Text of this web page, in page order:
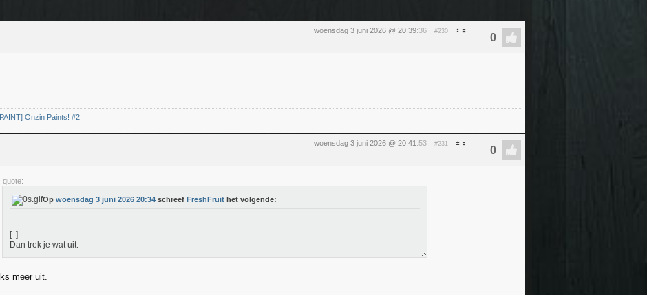
woensdag 3 juni 2026 @ 20:39:36 #230
Onzin Paints! #2
woensdag 3 juni 2026 @ 20:41 :53 #231
quote:
Op woensdag 3 juni 2026 20:34 schreef FreshFruit het volgende:
[..]
Dan trek je wat uit.
meer uit.